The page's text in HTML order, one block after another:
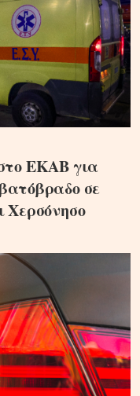
ΕΚΑΒ για
σε